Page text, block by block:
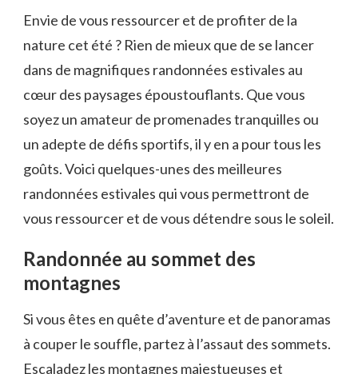
Envie de ⁢vous ressourcer et de profiter de​ la
nature cet été ?​ Rien de mieux⁢ que⁣ de ‌se ‌lancer
dans ​de magnifiques randonnées estivales au
cœur des paysages époustouflants. Que vous
soyez un amateur de promenades​ tranquilles ou
un adepte⁢ de défis sportifs, il y en⁣ a pour tous les
⁢goûts. Voici quelques-unes des meilleures⁣
randonnées ‌estivales qui vous permettront de
vous ressourcer et​ de vous détendre⁣ sous le ‌soleil.
Randonnée au sommet des
montagnes
Si vous êtes en⁤ quête d’aventure et ​de panoramas
à couper⁢ le souffle, partez à l’assaut des sommets.
Escaladez ⁢les montagnes ‌majestueuses⁢ et